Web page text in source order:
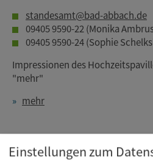
standesamt@bad-abbach.de
09405 9590-22 (Monika
09405 9590-24 (Sophie
Impressionen des
"mehr"
mehr
Einstellungen zum